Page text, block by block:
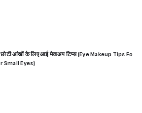
छोटी आंखों के लिए आई मेकअप टिप्स (Eye Makeup Tips Fo
r Small Eyes)